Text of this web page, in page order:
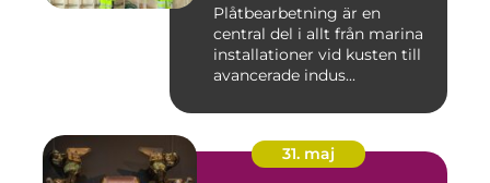
Plåtbearbetning är en
central del i allt från marina
installationer vid kusten till
avancerade indus...
31. maj